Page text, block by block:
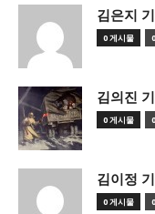
김은지
0 게시물
김의진
0 게시물
김이정
0 게시물